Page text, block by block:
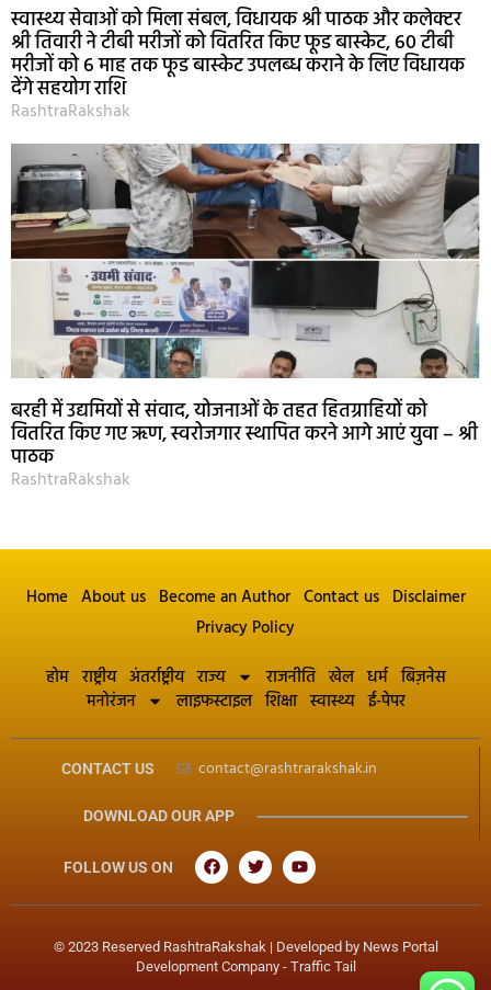
स्वास्थ्य सेवाओं को मिला संबल, विधायक श्री पाठक और कलेक्टर
श्री तिवारी ने टीबी मरीजों को वितरित किए फूड बास्केट, 60 टीबी
मरीजों को 6 माह तक फूड बास्केट उपलब्ध कराने के लिए विधायक
देंगे सहयोग राशि
RashtraRakshak
बरही में उद्यमियों से संवाद, योजनाओं के तहत हितग्राहियों को
वितरित किए गए ऋण, स्वरोजगार स्थापित करने आगे आएं युवा – श्री
पाठक
RashtraRakshak
Home About us Become an Author Contact us Disclaimer
Privacy Policy
होम राष्ट्रीय अंतर्राष्ट्रीय राज्य राजनीति खेल धर्म बिज़नेस
मनोरंजन
लाइफस्टाइल शिक्षा स्वास्थ्य ई-पेपर
CONTACT US contact@rashtrarakshak.in
DOWNLOAD OUR APP
FOLLOW US ON
© 2023 Reserved RashtraRakshak | Developed by News Portal
Development Company- Traffic Tail